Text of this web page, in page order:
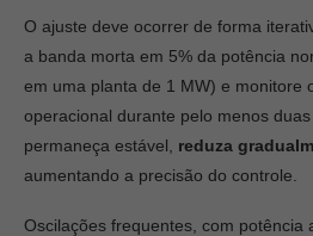
O ajuste deve ocorrer de forma
a banda morta em 5% da potência
em uma planta de 1 MW) e monitore
operacional durante pelo menos
permaneça estável, reduza
aumentando a precisão do controle.
Oscilações frequentes, com potência